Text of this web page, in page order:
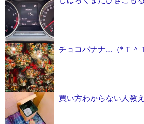
チョコバナナ…（*Ｔ＾
買い方わからない人教